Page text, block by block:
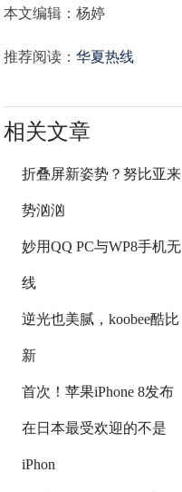
本文编辑：杨婷
推荐阅读：华夏热线
相关文章
折叠屏新姿势？努比亚来
势汹汹
妙用QQ PC与WP8手机无
线
逆光也美腻，koobee酷比
新
首次！苹果iPhone 8发布
在日本最受欢迎的不是
iPhon